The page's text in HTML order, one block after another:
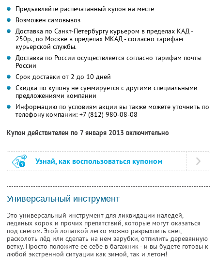
Предъявляйте распечатанный купон на месте
Возможен самовывоз
Доставка по Санкт-Петербургу курьером в пределах КАД -
250р., по Москве в пределах МКАД - согласно тарифам
курьерской службы.
Доставка по России осуществляется согласно тарифам почты
России
Срок доставки от 2 до 10 дней
Скидка по купону не суммируется с другими специальными
предложениями компании
Информацию по условиям акции вы также можете уточнить по
телефону компании: +7 (812) 980-08-08
Купон действителен по 7 января 2013 включительно
Узнай, как воспользоваться купоном
Универсальный инструмент
Это универсальный инструмент для ликвидации наледей,
ледяных корок и прочих препятствий, которые могут оказаться
под снегом. Этой лопаткой легко можно разрыхлить снег,
расколоть лёд или сделать на нем зарубки, отпилить деревянную
ветку. Просто положите ее себе в багажник - и вы будете готовы к
любой экстренной ситуации как зимой, так и летом!